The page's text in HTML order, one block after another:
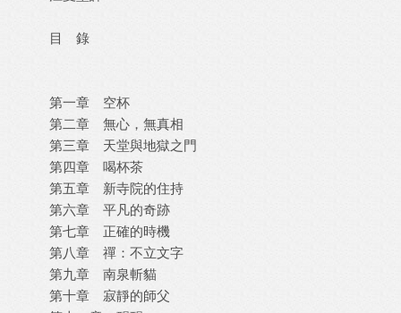
目 錄
第一章 空杯
第二章 無心，無真相
第三章 天堂與地獄之門
第四章 喝杯茶
第五章 新寺院的住持
第六章 平凡的奇跡
第七章 正確的時機
第八章 禪：不立文字
第九章 南泉斬貓
第十章 寂靜的師父